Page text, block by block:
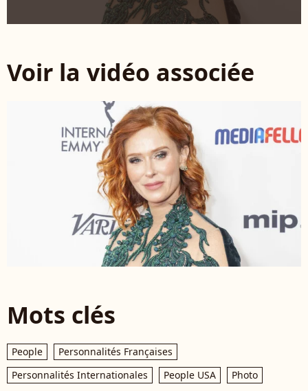
Voir la vidéo associée
Mots clés
People
Personnalités Françaises
Personnalités Internationales
People USA Photo